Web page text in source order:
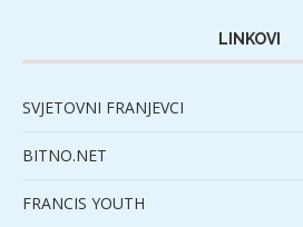
LINKOVI
SVJETOVNI FRANJEVCI
BITNO.NET
FRANCIS YOUTH